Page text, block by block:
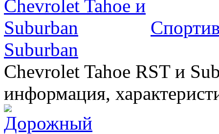
Suburban
Chevrolet Tahoe RST и
информация,